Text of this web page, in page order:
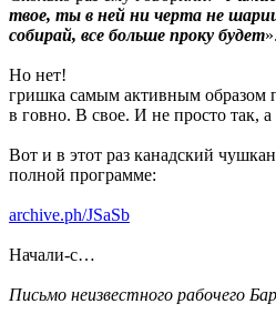
твое, ты в ней ни черта не
собирай, все больше проку будет».
Но нет!
гришка самым активным образом
в говно. В свое. И не просто так, а
Вот и в этот раз канадский
полной программе:
archive.ph/JSaSb
Начали-с…
Письмо неизвестного рабочего